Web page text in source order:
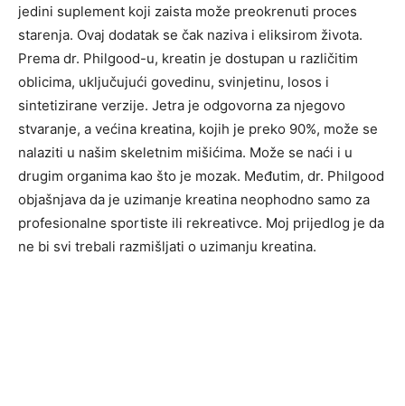
jedini suplement koji zaista može preokrenuti proces
starenja. Ovaj dodatak se čak naziva i eliksirom života.
Prema dr. Philgood-u, kreatin je dostupan u različitim
oblicima, uključujući govedinu, svinjetinu, losos i
sintetizirane verzije. Jetra je odgovorna za njegovo
stvaranje, a većina kreatina, kojih je preko 90%, može se
nalaziti u našim skeletnim mišićima. Može se naći i u
drugim organima kao što je mozak. Međutim, dr. Philgood
objašnjava da je uzimanje kreatina neophodno samo za
profesionalne sportiste ili rekreativce. Moj prijedlog je da
ne bi svi trebali razmišljati o uzimanju kreatina.